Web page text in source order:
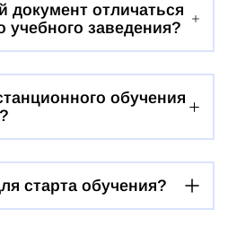
документ отличаться
учебного заведения?
обучения
старта обучения?